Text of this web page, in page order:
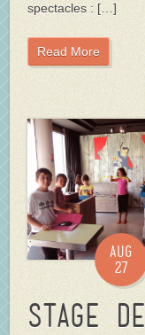
spectacles : […]
Read More
Aug
27
Stage de